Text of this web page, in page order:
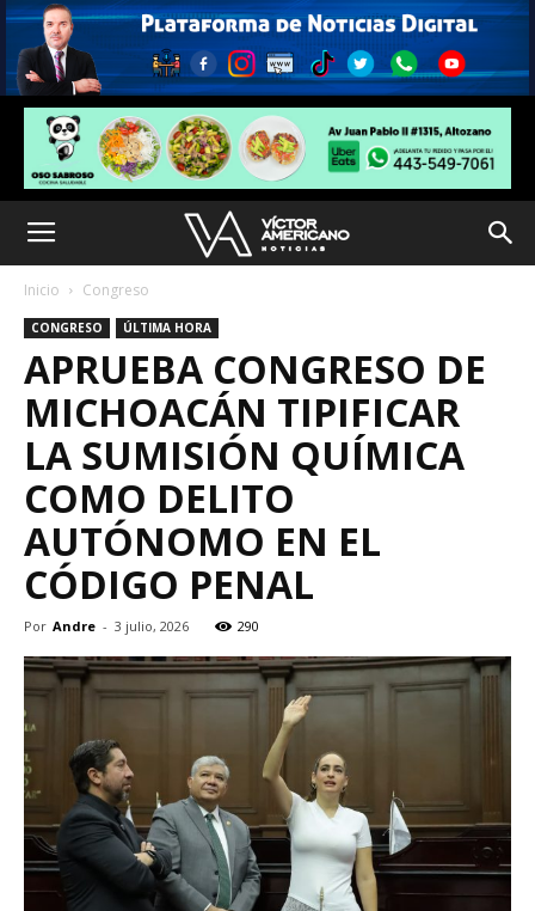
Inicio Congreso
CONGRESO ÚLTIMA HORA
APRUEBA CONGRESO DE
MICHOACÁN TIPIFICAR
LA SUMISIÓN QUÍMICA
COMO DELITO
AUTÓNOMO EN EL
CÓDIGO PENAL
Por Andre - 3 julio, 2026 290